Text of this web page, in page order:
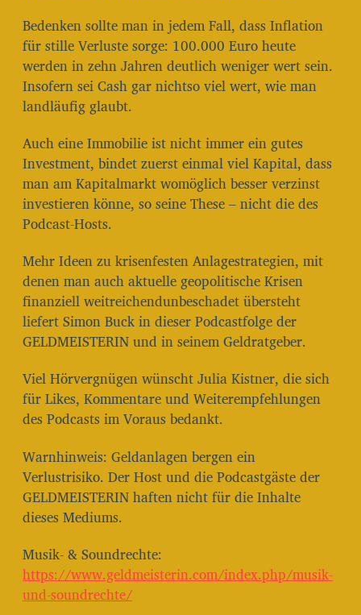
Bedenken sollte man in jedem Fall, dass Inflation
für stille Verluste sorge: 100.000 Euro heute
werden in zehn Jahren deutlich weniger wert sein.
Insofern sei Cash gar nichtso viel wert, wie man
landläufig glaubt.
Auch eine Immobilie ist nicht immer ein gutes
Investment, bindet zuerst einmal viel Kapital, dass
man am Kapitalmarkt womöglich besser verzinst
investieren könne, so seine These – nicht die des
Podcast-Hosts.
Mehr Ideen zu krisenfesten Anlagestrategien, mit
denen man auch aktuelle geopolitische Krisen
finanziell weitreichendunbeschadet übersteht
liefert Simon Buck in dieser Podcastfolge der
GELDMEISTERIN und in seinem Geldratgeber.
Viel Hörvergnügen wünscht Julia Kistner, die sich
für Likes, Kommentare und Weiterempfehlungen
des Podcasts im Voraus bedankt.
Warnhinweis: Geldanlagen bergen ein
Verlustrisiko. Der Host und die Podcastgäste der
GELDMEISTERIN haften nicht für die Inhalte
dieses Mediums.
Musik- & Soundrechte:⁠⁠⁠⁠⁠⁠⁠⁠⁠⁠⁠⁠⁠⁠⁠⁠⁠⁠⁠⁠⁠⁠⁠⁠⁠⁠⁠⁠⁠⁠⁠⁠⁠⁠⁠⁠⁠⁠⁠⁠⁠
https://www.geldmeisterin.com/index.php/musik-
und-soundrechte/⁠⁠⁠⁠⁠⁠⁠⁠⁠⁠⁠⁠⁠⁠⁠⁠⁠⁠⁠⁠⁠⁠⁠⁠⁠⁠⁠⁠⁠⁠⁠⁠⁠⁠⁠⁠⁠⁠⁠⁠⁠